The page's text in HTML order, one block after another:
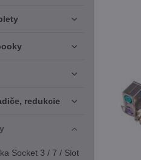
redukcie
Socket 3 / 7 / Slot